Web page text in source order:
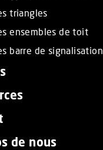
triangles
ensembles de toit
barre de signalisation
de nous